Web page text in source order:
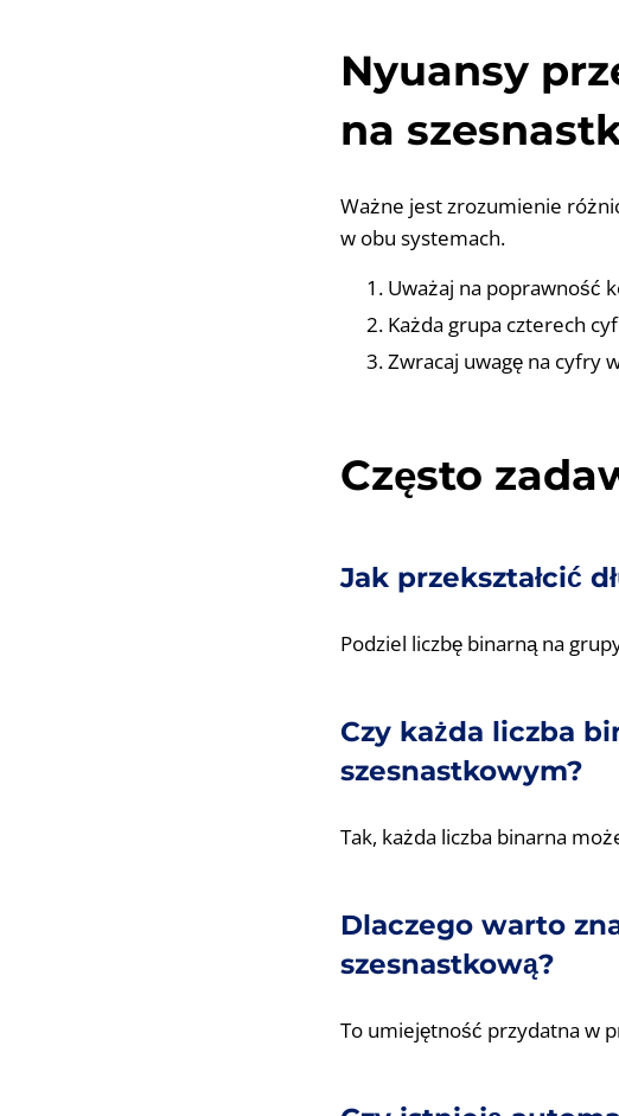
Nyuansy
na
Ważne jest zrozumienie
w obu systemach.
Uważaj na poprawność
Każda grupa czterech
Zwracaj uwagę na cyfry
Często
Jak przekształcić
Podziel liczbę binarną na
Czy każda liczba
szesnastkowym?
Tak, każda liczba binarna
Dlaczego warto
szesnastkową?
To umiejętność przydatna w